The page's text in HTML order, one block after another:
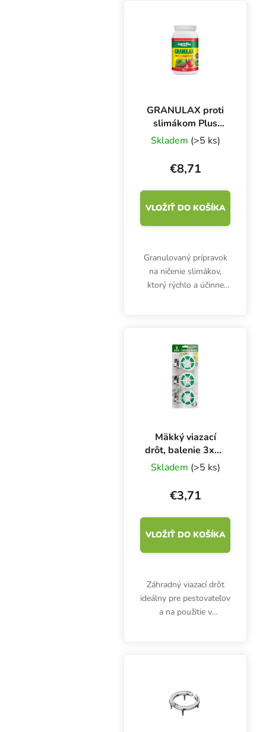
GRANULAX proti
slimákom Plus
250 g
Skladem (>5 ks)
€8,71
VLOŽIŤ DO KOŠÍKA
Granulovaný prípravok
na ničenie slimákov,
ktorý rýchlo a účinne
Mäkký viazací
drôt, balenie 3x20
m
Skladem (>5 ks)
€3,71
VLOŽIŤ DO KOŠÍKA
Záhradný viazací drôt
ideálny pre pestovateľov
a na použitie v
prístup.